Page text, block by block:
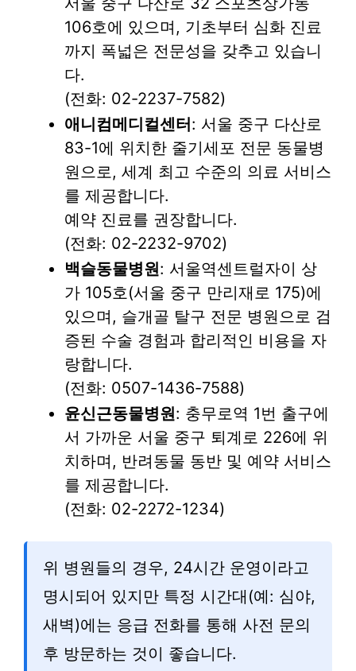
106호에 있으며, 기초부터 심화 진료
까지 폭넓은 전문성을 갖추고 있습니
다.
(전화: 02-2237-7582)
애니컴메디컬센터: 서울 중구 다산로
83-1에 위치한 줄기세포 전문 동물병
원으로, 세계 최고 수준의 의료 서비스
를 제공합니다.
예약 진료를 권장합니다.
(전화: 02-2232-9702)
백슬동물병원: 서울역센트럴자이 상
가 105호(서울 중구 만리재로 175)에
있으며, 슬개골 탈구 전문 병원으로 검
증된 수술 경험과 합리적인 비용을 자
랑합니다.
(전화: 0507-1436-7588)
윤신근동물병원: 충무로역 1번 출구에
서 가까운 서울 중구 퇴계로 226에 위
치하며, 반려동물 동반 및 예약 서비스
를 제공합니다.
(전화: 02-2272-1234)
위 병원들의 경우, 24시간 운영이라고
명시되어 있지만 특정 시간대(예: 심야,
새벽)에는 응급 전화를 통해 사전 문의
후 방문하는 것이 좋습니다.